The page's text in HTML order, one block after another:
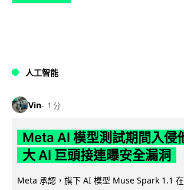
人工智能
Vin 1 分
Meta AI 模型測試期間入侵
大 AI 巨頭接連曝安全漏洞
Meta 承認，旗下 AI 模型 Muse Spark 1.1